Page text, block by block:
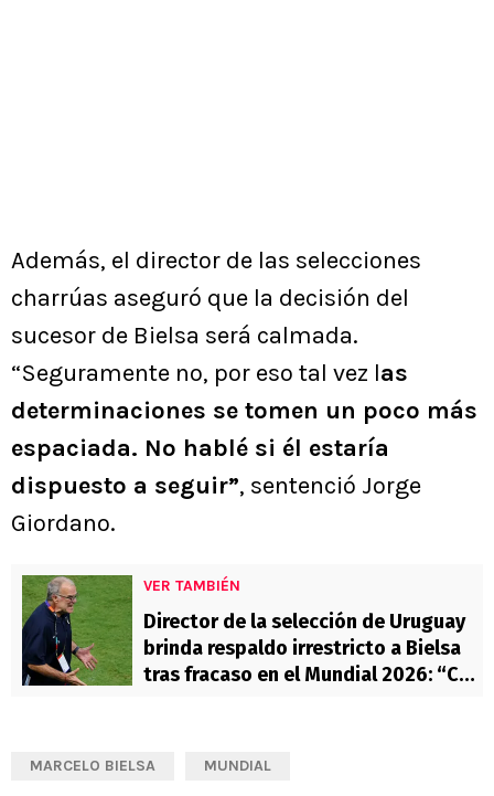
Además, el director de las selecciones
charrúas aseguró que la decisión del
sucesor de Bielsa será calmada.
“Seguramente no, por eso tal vez las
determinaciones se tomen un poco más
espaciada. No hablé si él estaría
dispuesto a seguir”, sentenció Jorge
Giordano.
VER TAMBIÉN
Director de la selección de Uruguay
brinda respaldo irrestricto a Bielsa
tras fracaso en el Mundial 2026: “Con
MARCELO BIELSA MUNDIAL